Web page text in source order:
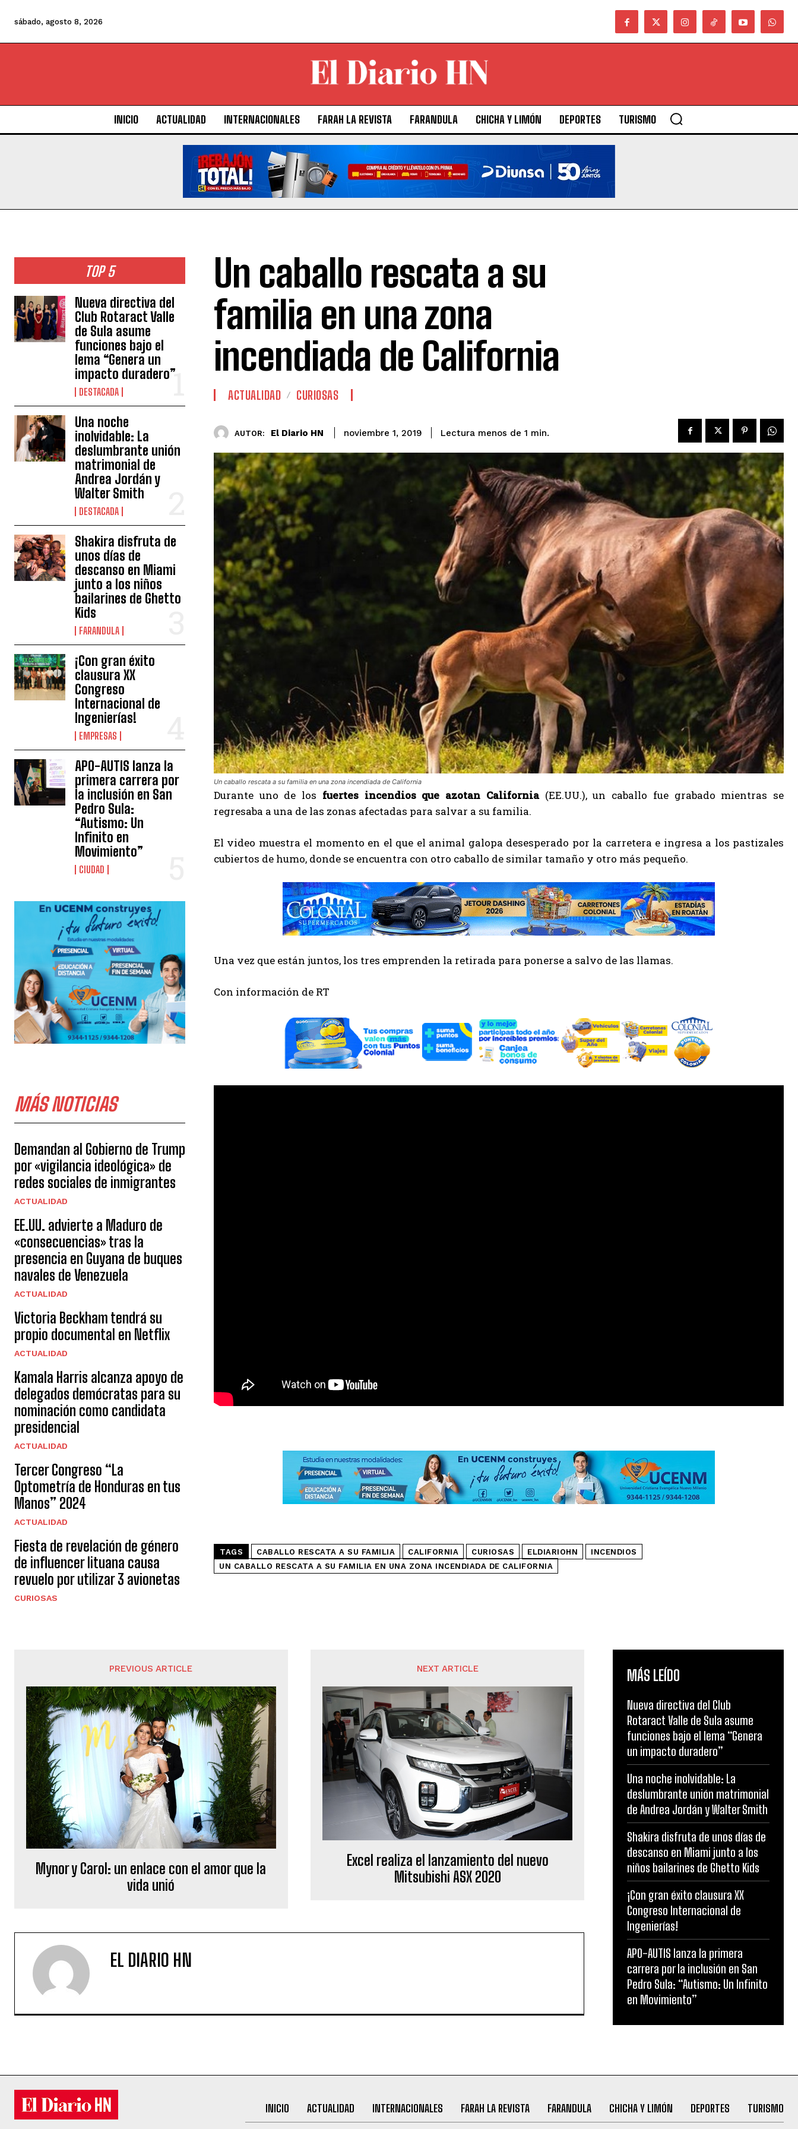
sábado, agosto 8, 2026
INICIO ACTUALIDAD INTERNACIONALES FARAH LA REVISTA FARANDULA CHICHA Y LIMÓN DEPORTES TURISMO
TOP 5
Nueva directiva del
Club Rotaract Valle
de Sula asume
funciones bajo el
lema “Genera un
impacto duradero”
DESTACADA
Una noche
inolvidable: La
deslumbrante unión
matrimonial de
Andrea Jordán y
Walter Smith
DESTACADA
Shakira disfruta de
unos días de
descanso en Miami
junto a los niños
bailarines de Ghetto
Kids
FARANDULA
¡Con gran éxito
clausura XX
Congreso
Internacional de
Ingenierías!
EMPRESAS
APO-AUTIS lanza la
primera carrera por
la inclusión en San
Pedro Sula:
“Autismo: Un
Infinito en
Movimiento”
CIUDAD
MÁS NOTICIAS
Demandan al Gobierno de Trump
por «vigilancia ideológica» de
redes sociales de inmigrantes
ACTUALIDAD
EE.UU. advierte a Maduro de
«consecuencias» tras la
presencia en Guyana de buques
navales de Venezuela
ACTUALIDAD
Victoria Beckham tendrá su
propio documental en Netflix
ACTUALIDAD
Kamala Harris alcanza apoyo de
delegados demócratas para su
nominación como candidata
presidencial
ACTUALIDAD
Tercer Congreso “La
Optometría de Honduras en tus
Manos” 2024
ACTUALIDAD
Fiesta de revelación de género
de influencer lituana causa
revuelo por utilizar 3 avionetas
CURIOSAS
Un caballo rescata a su
familia en una zona
incendiada de California
ACTUALIDAD CURIOSAS
AUTOR: El Diario HN noviembre 1, 2019 Lectura menos de 1 min.
Un caballo rescata a su familia en una zona incendiada de California
Durante uno de los fuertes incendios que azotan California(EE.UU.), un caballo fue grabado mientras se
regresaba a una de las zonas afectadas para salvar a su familia.
El video muestra el momento en el que el animal galopa desesperado por la carretera e ingresa a los pastizales
cubiertos de humo, donde se encuentra con otro caballo de similar tamaño y otro más pequeño.
Una vez que están juntos, los tres emprenden la retirada para ponerse a salvo de las llamas.
Con información de RT
TAGS CABALLO RESCATA A SU FAMILIA CALIFORNIA CURIOSAS ELDIARIOHN
INCENDIOS
UN CABALLO RESCATA A SU FAMILIA EN UNA ZONA INCENDIADA DE CALIFORNIA
PREVIOUS ARTICLE
Mynor y Carol: un enlace con el amor que la
vida unió
NEXT ARTICLE
Excel realiza el lanzamiento del nuevo
Mitsubishi ASX 2020
EL DIARIO HN
MÁS LEÍDO
Nueva directiva del Club
Rotaract Valle de Sula asume
funciones bajo el lema “Genera
un impacto duradero”
Una noche inolvidable: La
deslumbrante unión matrimonial
de Andrea Jordán y Walter Smith
Shakira disfruta de unos días de
descanso en Miami junto a los
niños bailarines de Ghetto Kids
¡Con gran éxito clausura XX
Congreso Internacional de
Ingenierías!
APO-AUTIS lanza la primera
carrera por la inclusión en San
Pedro Sula: “Autismo: Un Infinito
en Movimiento”
INICIO ACTUALIDAD INTERNACIONALES FARAH LA REVISTA FARANDULA CHICHA Y LIMÓN DEPORTES TURISMO